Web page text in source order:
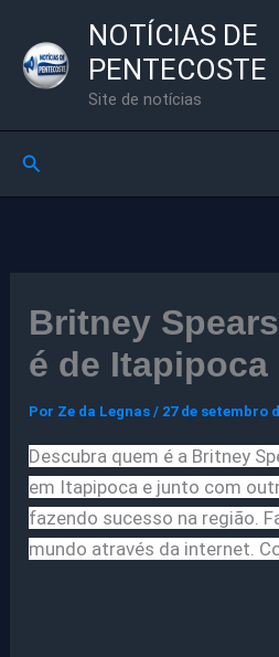
para
NOTÍCIAS DE
PENTECOSTE
Site de notícias
Pesquisar
Britney
é de Itapipoca
Por Ze da Legnas/ 27 de setembro
Descubra quem é a Britney
em Itapipoca e junto com
fazendo sucesso na região.
mundo através da internet.